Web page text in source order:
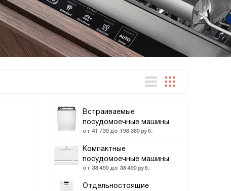
Встраиваемые
посудомоечные машины
от 41 730 до 198 380 руб.
Компактные
посудомоечные машины
от 38 490 до 38 490 руб.
Отдельностоящие